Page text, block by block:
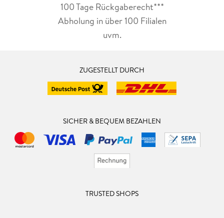
100 Tage Rückgaberecht***
Abholung in über 100 Filialen
uvm.
ZUGESTELLT DURCH
SICHER & BEQUEM BEZAHLEN
TRUSTED SHOPS